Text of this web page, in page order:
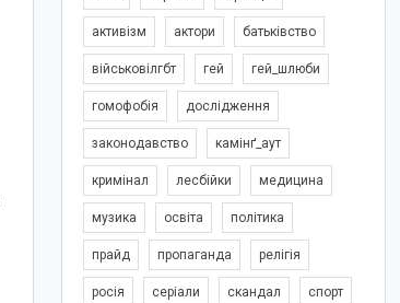
активізм актори батьківство
військовілгбт гей гей_шлюби
гомофобія дослідження
законодавство камінґ_аут
кримінал лесбійки медицина
музика освіта політика
прайд пропаганда релігія
росія серіали скандал спорт